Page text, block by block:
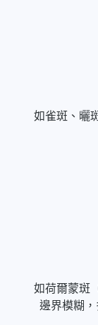
如雀斑、曬
如荷爾蒙斑
邊界模糊